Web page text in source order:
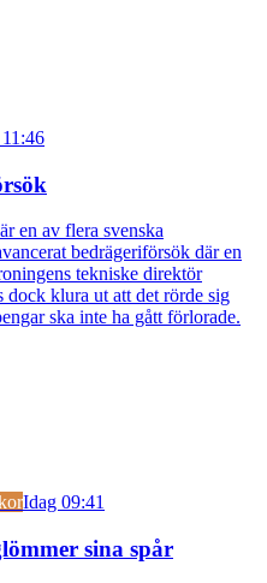
en av flera svenska
bedrägeriförsök där en
tekniske direktör
klura ut att det rörde sig
ska inte ha gått förlorade.
Idag 09:41
sina spår